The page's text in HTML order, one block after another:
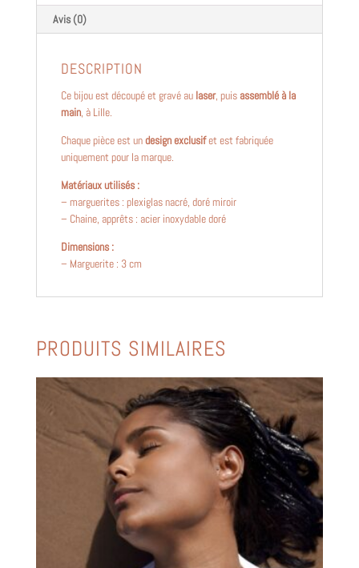
Avis (0)
DESCRIPTION
Ce bijou est découpé et gravé au laser, puis assemblé à la
main, à Lille.
Chaque pièce est undesign exclusifet est fabriquée
uniquement pour la marque.
Matériaux utilisés :
– marguerites : plexiglas nacré, doré miroir
– Chaine, apprêts : acier inoxydable doré
Dimensions :
– Marguerite : 3 cm
PRODUITS SIMILAIRES